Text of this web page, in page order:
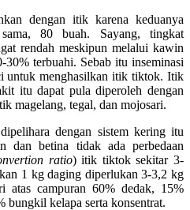
dengan itik karena keduanya
80 buah. Sayang, tingkat
rendah meskipun melalui kawin
terbuahi. Sebab itu inseminasi
untuk menghasilkan itik tiktok. Itik
itu dapat pula diperoleh dengan
magelang, tegal, dan mojosari.
dengan sistem kering itu
dan betina tidak ada perbedaan
ratio) itik tiktok sekitar 3-
1 kg daging diperlukan 3-3,2 kg
atas campuran 60% dedak, 15%
bungkil kelapa serta konsentrat.